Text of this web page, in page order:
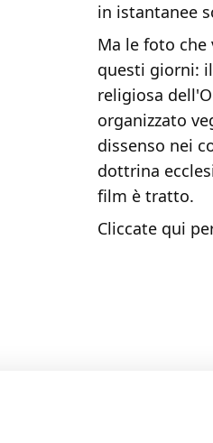
in istantanee
Ma le foto
questi giorni:
religiosa
organizzato
dissenso nei
dottrina
film è tratto.
Cliccate qui